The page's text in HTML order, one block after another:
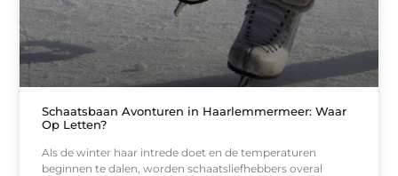
Schaatsbaan Avonturen in Haarlemmermeer: Waar
Op Letten?
Als de winter haar intrede doet en de temperaturen
beginnen te dalen, worden schaatsliefhebbers overal